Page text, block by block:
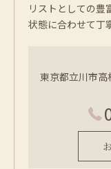
リストとしての豊
状態に合わせて丁
東京都立川市高